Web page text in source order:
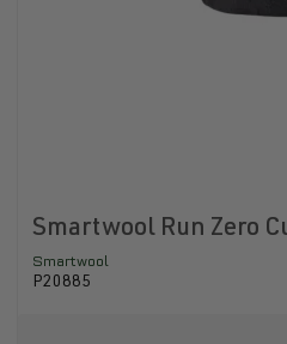
Smartwool Run Zero
Smartwool
P20885